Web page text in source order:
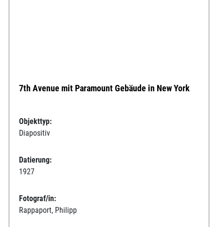
7th Avenue mit Paramount Gebäude in New York
Objekttyp:
Diapositiv
Datierung:
1927
Fotograf/in:
Rappaport, Philipp